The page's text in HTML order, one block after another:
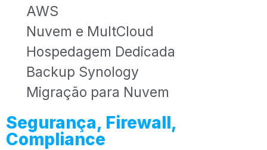
AWS
Nuvem e MultCloud
Hospedagem Dedicada
Backup Synology
Migração para Nuvem
Segurança, Firewall,
Compliance